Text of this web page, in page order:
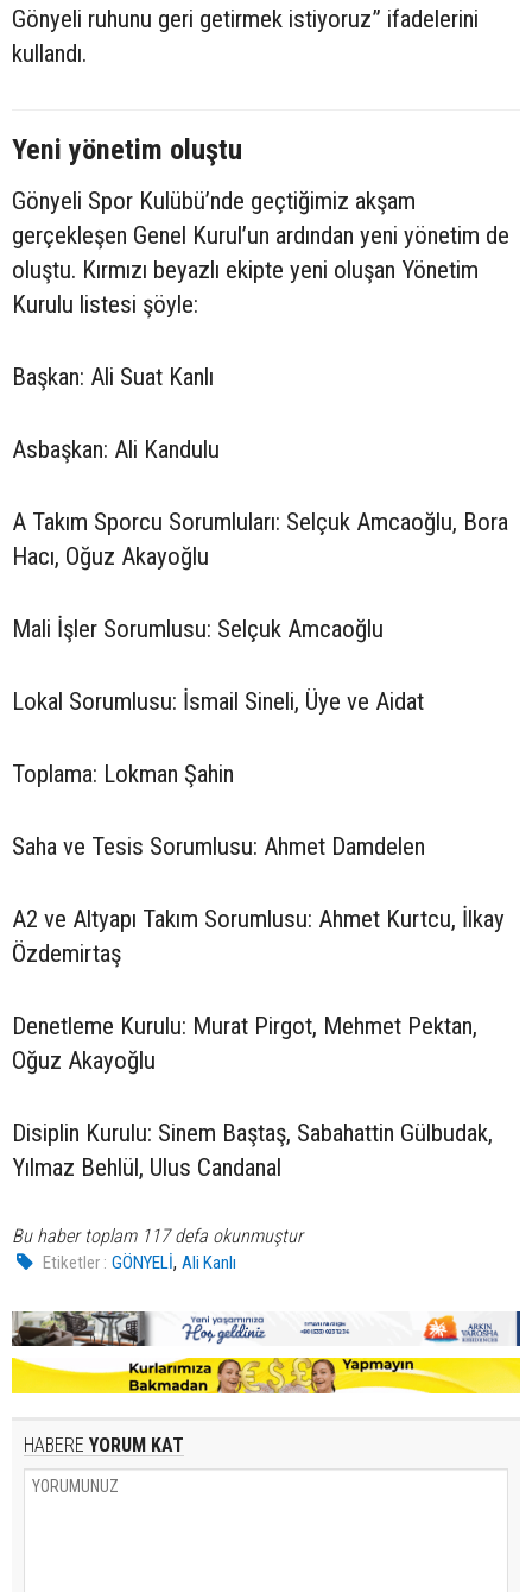
Gönyeli ruhunu geri getirmek istiyoruz” ifadelerini
kullandı.
Yeni yönetim oluştu
Gönyeli Spor Kulübü’nde geçtiğimiz akşam
gerçekleşen Genel Kurul’un ardından yeni yönetim de
oluştu. Kırmızı beyazlı ekipte yeni oluşan Yönetim
Kurulu listesi şöyle:
Başkan: Ali Suat Kanlı
Asbaşkan: Ali Kandulu
A Takım Sporcu Sorumluları: Selçuk Amcaoğlu, Bora
Hacı, Oğuz Akayoğlu
Mali İşler Sorumlusu: Selçuk Amcaoğlu
Lokal Sorumlusu: İsmail Sineli, Üye ve Aidat
Toplama: Lokman Şahin
Saha ve Tesis Sorumlusu: Ahmet Damdelen
A2 ve Altyapı Takım Sorumlusu: Ahmet Kurtcu, İlkay
Özdemirtaş
Denetleme Kurulu: Murat Pirgot, Mehmet Pektan,
Oğuz Akayoğlu
Disiplin Kurulu: Sinem Baştaş, Sabahattin Gülbudak,
Yılmaz Behlül, Ulus Candanal
Bu haber toplam 117 defa okunmuştur
Etiketler : GÖNYELİ,Ali Kanlı
HABERE YORUM KAT